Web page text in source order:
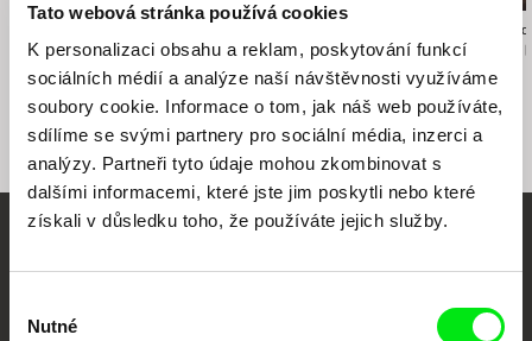
Tato webová stránka používá cookies
K personalizaci obsahu a reklam, poskytování funkcí
sociálních médií a analýze naší návštěvnosti využíváme
soubory cookie. Informace o tom, jak náš web používáte,
sdílíme se svými partnery pro sociální média, inzerci a
analýzy. Partneři tyto údaje mohou zkombinovat s
dalšími informacemi, které jste jim poskytli nebo které
získali v důsledku toho, že používáte jejich služby.
souhlasu
Nutné
Ukradl jsi mé srdce Houska s máslem
Karolína
Mezi vším a